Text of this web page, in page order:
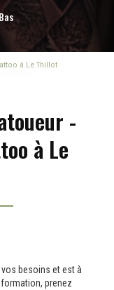
à Le Thillot
-
à Le
besoins et est à
prenez